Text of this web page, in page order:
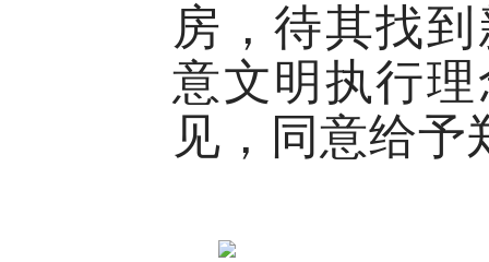
房，待其找
意文明执行
见，同意给